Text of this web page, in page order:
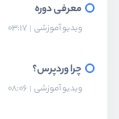
معرفی دوره
ویدیو آموزشی 03:17
چرا وردپرس؟
ویدیو آموزشی 08:06